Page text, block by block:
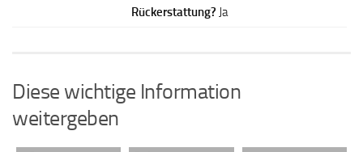
Rückerstattung? Ja
Diese wichtige Information
weitergeben